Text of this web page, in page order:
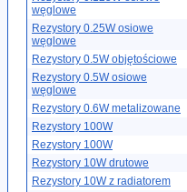
węglowe
Rezystory 0.25W osiowe
węglowe
Rezystory 0.5W objętościowe
Rezystory 0.5W osiowe
węglowe
Rezystory 0.6W metalizowane
Rezystory 100W
Rezystory 100W
Rezystory 10W drutowe
Rezystory 10W z radiatorem